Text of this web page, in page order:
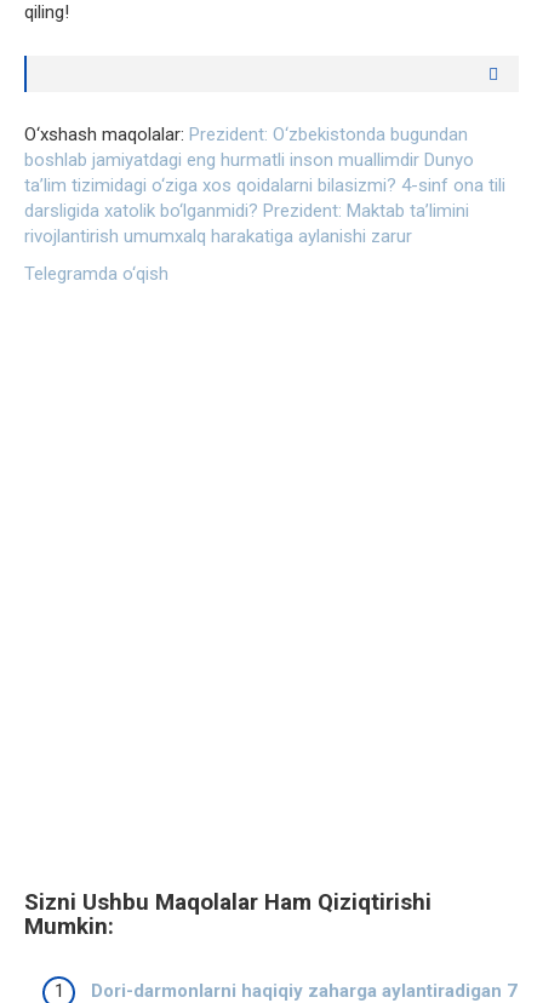
qiling!
O‘xshash maqolalar: Prezident: O‘zbekistonda bugundan
boshlab jamiyatdagi eng hurmatli inson muallimdir Dunyo
ta’lim tizimidagi o‘ziga xos qoidalarni bilasizmi? 4-sinf ona tili
darsligida xatolik bo‘lganmidi? Prezident: Maktab ta’limini
rivojlantirish umumxalq harakatiga aylanishi zarur
Telegramda o‘qish
Sizni Ushbu Maqolalar Ham Qiziqtirishi
Mumkin:
Dori-darmonlarni haqiqiy zaharga aylantiradigan 7